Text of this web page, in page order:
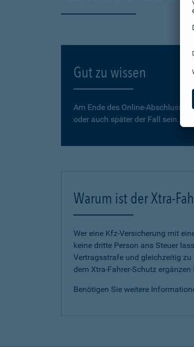
Gut zu wissen
Am Ende des Online-
oder auch später der Fall sein.
Warum ist der Xtra-
Wer eine Kfz-Versicherung mit
keine dritte Person ans Steuer
Vertragsstrafe und gleichzeitig
dem Xtra-Fahrer-Schutz
Benötigen Sie weitere